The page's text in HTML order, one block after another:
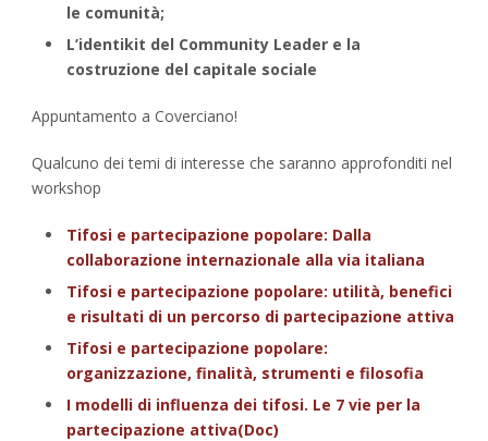
le comunità;
L’identikit del Community Leader e la
costruzione del capitale sociale
Appuntamento a Coverciano!
Qualcuno dei temi di interesse che saranno approfonditi nel
workshop
Tifosi e partecipazione popolare: Dalla
collaborazione internazionale alla via italiana
Tifosi e partecipazione popolare: utilità, benefici
e risultati di un percorso di partecipazione attiva
Tifosi e partecipazione popolare:
organizzazione, finalità, strumenti e filosofia
I modelli di influenza dei tifosi. Le 7 vie per la
partecipazione attiva(Doc)